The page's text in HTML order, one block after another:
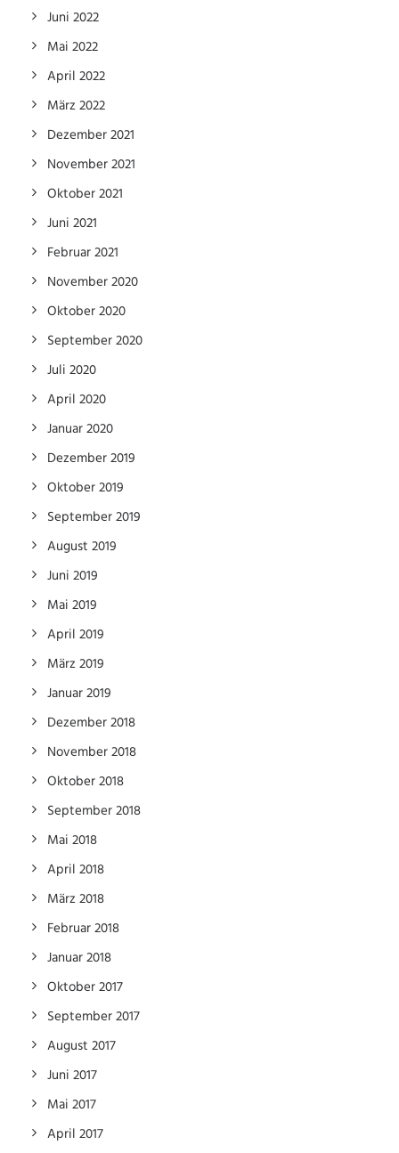
Juni 2022
Mai 2022
April 2022
März 2022
Dezember 2021
November 2021
Oktober 2021
Juni 2021
Februar 2021
November 2020
Oktober 2020
September 2020
Juli 2020
April 2020
Januar 2020
Dezember 2019
Oktober 2019
September 2019
August 2019
Juni 2019
Mai 2019
April 2019
März 2019
Januar 2019
Dezember 2018
November 2018
Oktober 2018
September 2018
Mai 2018
April 2018
März 2018
Februar 2018
Januar 2018
Oktober 2017
September 2017
August 2017
Juni 2017
Mai 2017
April 2017